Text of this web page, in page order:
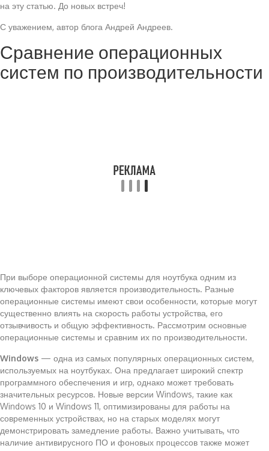
на эту статью. До новых встреч!
С уважением, автор блога Андрей Андреев.
Сравнение операционных
систем по производительности
При выборе операционной системы для ноутбука одним из
ключевых факторов является производительность. Разные
операционные системы имеют свои особенности, которые могут
существенно влиять на скорость работы устройства, его
отзывчивость и общую эффективность. Рассмотрим основные
операционные системы и сравним их по производительности.
Windows — одна из самых популярных операционных систем,
используемых на ноутбуках. Она предлагает широкий спектр
программного обеспечения и игр, однако может требовать
значительных ресурсов. Новые версии Windows, такие как
Windows 10 и Windows 11, оптимизированы для работы на
современных устройствах, но на старых моделях могут
демонстрировать замедление работы. Важно учитывать, что
наличие антивирусного ПО и фоновых процессов также может